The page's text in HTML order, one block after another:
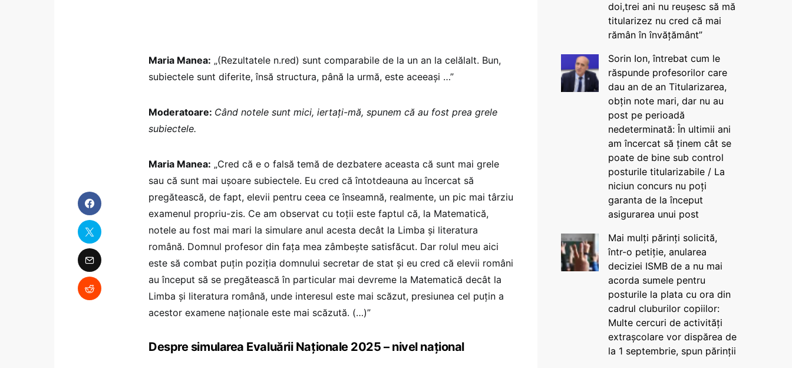
Maria Manea: „(Rezultatele n.red) sunt comparabile de la un an la celălalt. Bun,
subiectele sunt diferite, însă structura, până la urmă, este aceeași …”
Moderatoare: Când notele sunt mici, iertați-mă, spunem că au fost prea grele
subiectele.
Maria Manea: „Cred că e o falsă temă de dezbatere aceasta că sunt mai grele
sau că sunt mai ușoare subiectele. Eu cred că întotdeauna au încercat să
pregătească, de fapt, elevii pentru ceea ce înseamnă, realmente, un pic mai târziu
examenul propriu-zis. Ce am observat cu toții este faptul că, la Matematică,
notele au fost mai mari la simulare anul acesta decât la Limba și literatura
română. Domnul profesor din fața mea zâmbește satisfăcut. Dar rolul meu aici
este să combat puțin poziția domnului secretar de stat și eu cred că elevii români
au început să se pregătească în particular mai devreme la Matematică decât la
Limba și literatura română, unde interesul este mai scăzut, presiunea cel puțin a
acestor examene naționale este mai scăzută. (…)”
Despre simularea Evaluării Naționale 2025 – nivel național
doi,trei ani nu reușesc să mă
titularizez nu cred că mai
rămân în învățământ”
Sorin Ion, întrebat cum le
răspunde profesorilor care
dau an de an Titularizarea,
obțin note mari, dar nu au
post pe perioadă
nedeterminată: În ultimii ani
am încercat să ținem cât se
poate de bine sub control
posturile titularizabile / La
niciun concurs nu poți
garanta de la început
asigurarea unui post
Mai mulți părinți solicită,
într-o petiție, anularea
deciziei ISMB de a nu mai
acorda sumele pentru
posturile la plata cu ora din
cadrul cluburilor copiilor:
Multe cercuri de activități
extrașcolare vor dispărea de
la 1 septembrie, spun părinții